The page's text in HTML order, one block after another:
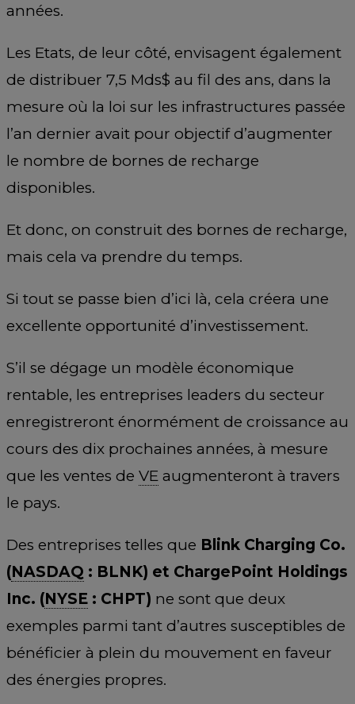
années.
Les Etats, de leur côté, envisagent également
de distribuer 7,5 Mds$ au fil des ans, dans la
mesure où la loi sur les infrastructures passée
l’an dernier avait pour objectif d’augmenter
le nombre de bornes de recharge
disponibles.
Et donc, on construit des bornes de recharge,
mais cela va prendre du temps.
Si tout se passe bien d’ici là, cela créera une
excellente opportunité d’investissement.
S’il se dégage un modèle économique
rentable, les entreprises leaders du secteur
enregistreront énormément de croissance au
cours des dix prochaines années, à mesure
que les ventes de VE augmenteront à travers
le pays.
Des entreprises telles que Blink Charging Co.
(NASDAQ : BLNK) et ChargePoint Holdings
Inc. (NYSE : CHPT) ne sont que deux
exemples parmi tant d’autres susceptibles de
bénéficier à plein du mouvement en faveur
des énergies propres.